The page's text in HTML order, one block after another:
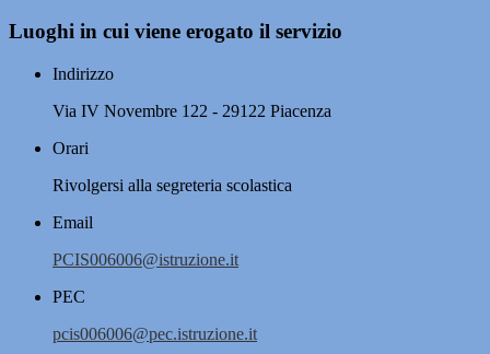
Luoghi in cui viene erogato il servizio
Indirizzo
Via IV Novembre 122 - 29122 Piacenza
Orari
Rivolgersi alla segreteria scolastica
Email
PCIS006006@istruzione.it
PEC
pcis006006@pec.istruzione.it